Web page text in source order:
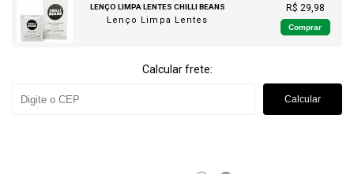
LENÇO LIMPA LENTES CHILLI BEANS
Lenço Limpa Lentes
R$ 29,98
Comprar
Calcular frete:
Calcular